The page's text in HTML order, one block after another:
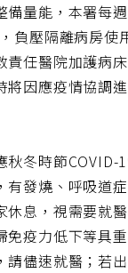
備量能，本署每
負壓隔離病房使
責任醫院加護病
將因應疫情協調
秋冬時節COVID-
有發燒、呼吸道
休息，視需要就
疫力低下等具
請儘速就醫；若